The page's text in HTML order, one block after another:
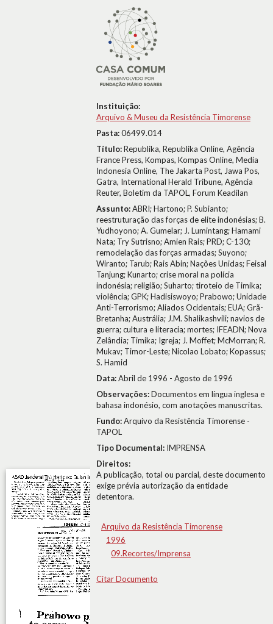
Instituição:
Arquivo & Museu da Resistência Timorense
Pasta:06499.014
Título:Republika, Republika Online, Agência
France Press, Kompas, Kompas Online, Media
Indonesia Online, The Jakarta Post, Jawa Pos,
Gatra, International Herald Tribune, Agência
Reuter, Boletim da TAPOL, Forum Keadilan
Assunto:ABRI; Hartono; P. Subianto;
reestruturação das forças de elite indonésias; B.
Yudhoyono; A. Gumelar; J. Lumintang; Hamami
Nata; Try Sutrisno; Amien Rais; PRD; C-130;
remodelação das forças armadas; Suyono;
Wiranto; Tarub; Rais Abin; Nações Unidas; Feisal
Tanjung; Kunarto; crise moral na polícia
indonésia; religião; Suharto; tiroteio de Timika;
violência; GPK; Hadisiswoyo; Prabowo; Unidade
Anti-Terrorismo; Aliados Ocidentais; EUA; Grã-
Bretanha; Austrália; J.M. Shalikashvili; navios de
guerra; cultura e literacia; mortes; IFEADN; Nova
Zelândia; Timika; Igreja; J. Moffet; McMorran; R.
Mukav; Timor-Leste; Nicolao Lobato; Kopassus;
S. Hamid
Data:Abril de 1996 - Agosto de 1996
Observações:Documentos em língua inglesa e
bahasa indonésio, com anotações manuscritas.
Fundo:Arquivo da Resistência Timorense -
TAPOL
Tipo Documental: IMPRENSA
Direitos:
A publicação, total ou parcial, deste documento
exige prévia autorização da entidade
detentora.
Arquivo da Resistência Timorense
1996
09.Recortes/Imprensa
Citar Documento